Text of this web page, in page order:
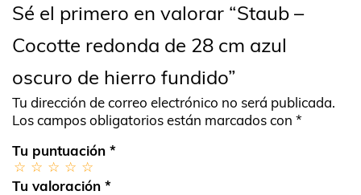
Sé el primero en valorar “Staub –
Cocotte redonda de 28 cm azul
oscuro de hierro fundido”
Tu dirección de correo electrónico no será publicada.
Los campos obligatorios están marcados con *
Tu puntuación *
Tu valoración *